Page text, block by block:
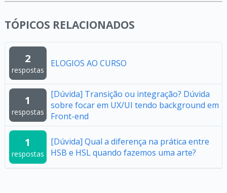
TÓPICOS RELACIONADOS
2
respostas
ELOGIOS AO CURSO
1
respostas
[Dúvida] Transição ou integração? Dúvida
sobre focar em UX/UI tendo background em
Front-end
1
respostas
[Dúvida] Qual a diferença na prática entre
HSB e HSL quando fazemos uma arte?